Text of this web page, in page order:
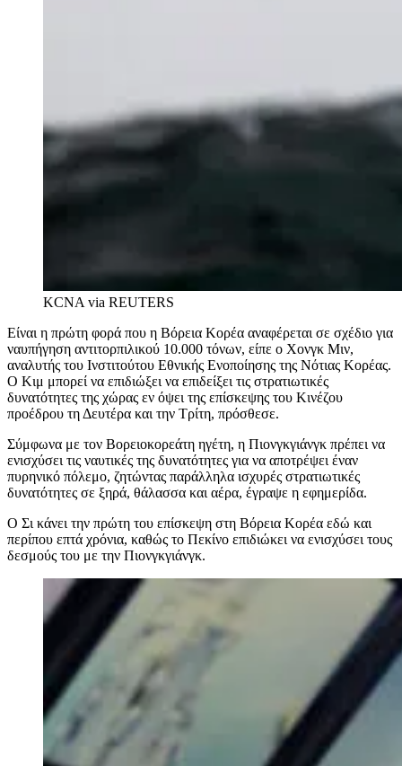
KCNA via REUTERS
Είναι η πρώτη φορά που η Βόρεια Κορέα αναφέρεται σε σχέδιο για
ναυπήγηση αντιτορπιλικού 10.000 τόνων, είπε ο Χονγκ Μιν,
αναλυτής του Ινστιτούτου Εθνικής Ενοποίησης της Νότιας Κορέας.
Ο Κιμ μπορεί να επιδιώξει να επιδείξει τις στρατιωτικές
δυνατότητες της χώρας εν όψει της επίσκεψης του Κινέζου
προέδρου τη Δευτέρα και την Τρίτη, πρόσθεσε.
Σύμφωνα με τον Βορειοκορεάτη ηγέτη, η Πιονγκγιάνγκ πρέπει να
ενισχύσει τις ναυτικές της δυνατότητες για να αποτρέψει έναν
πυρηνικό πόλεμο, ζητώντας παράλληλα ισχυρές στρατιωτικές
δυνατότητες σε ξηρά, θάλασσα και αέρα, έγραψε η εφημερίδα.
Ο Σι κάνει την πρώτη του επίσκεψη στη Βόρεια Κορέα εδώ και
περίπου επτά χρόνια, καθώς το Πεκίνο επιδιώκει να ενισχύσει τους
δεσμούς του με την Πιονγκγιάνγκ.